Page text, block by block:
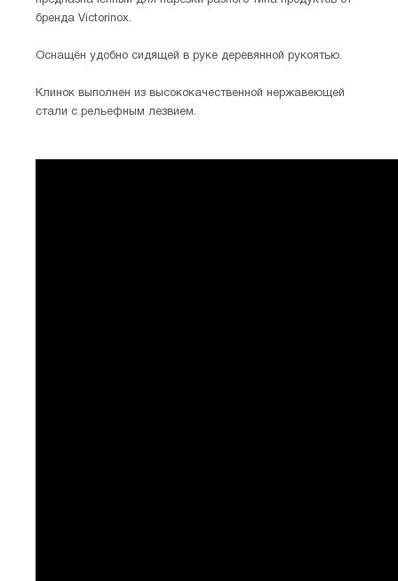
бренда Victorinox.
Оснащён удобно сидящей в руке деревянной рукоятью.
Клинок выполнен из высококачественной нержавеющей
стали с рельефным лезвием.